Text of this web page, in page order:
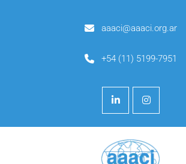
aaaci@aaaci.org.ar
+54 (11) 5199-7951